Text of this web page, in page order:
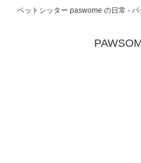
ペットシッター paswome の日常 - パ